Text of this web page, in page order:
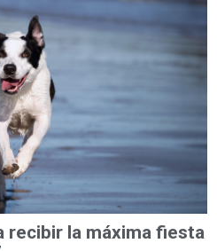
recibir la máxima fiesta